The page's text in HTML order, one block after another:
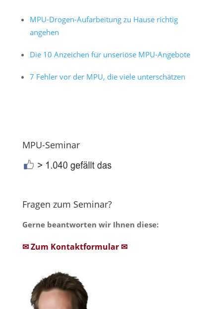
MPU-Drogen-Aufarbeitung zu Hause richtig
angehen
Die 10 Anzeichen für unseriöse MPU-Angebote
7 Fehler vor der MPU, die viele unterschätzen
MPU-Seminar
Fragen zum Seminar?
Gerne beantworten wir Ihnen diese:
✉ Zum Kontaktformular ✉